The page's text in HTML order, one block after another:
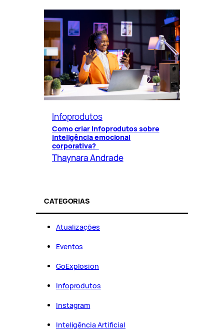
Infoprodutos
Como criar infoprodutos sobre
inteligência emocional
corporativa?
Thaynara Andrade
CATEGORIAS
Atualizações
Eventos
GoExplosion
Infoprodutos
Instagram
Inteligência Artificial